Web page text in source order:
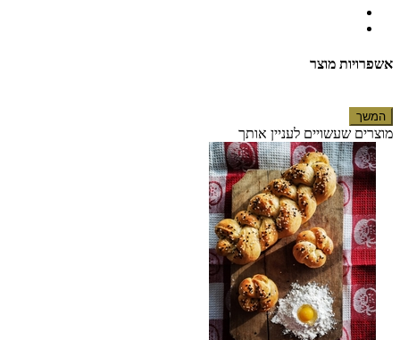
אשפרויות מוצר
המשך
מוצרים שעשויים לעניין אותך